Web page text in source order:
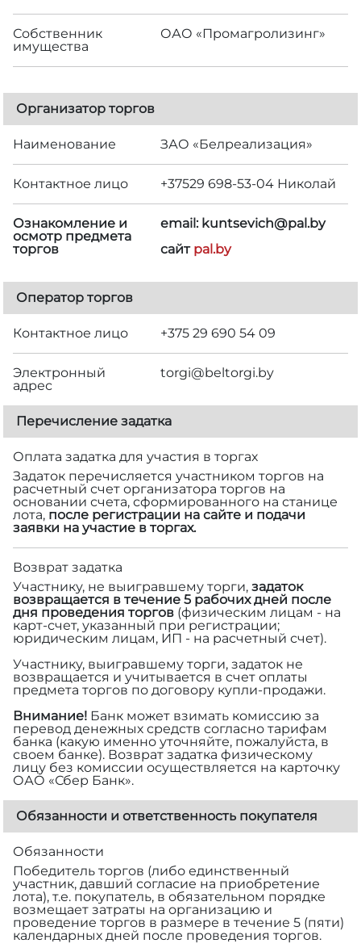
Собственник
имущества
ОАО «Промагролизинг»
Организатор торгов
Наименование ЗАО «Белреализация»
Контактное лицо +37529 698-53-04 Николай
Ознакомление и
осмотр предмета
торгов
email: kuntsevich@pal.by
сайт pal.by
Оператор торгов
Контактное лицо +375 29 690 54 09
Электронный
адрес
torgi@beltorgi.by
Перечисление задатка
Оплата задатка для участия в торгах
Задаток перечисляется участником торгов на
расчетный счет организатора торгов на
основании счета, сформированного на станице
лота, после регистрации на сайте и подачи
заявки на участие в торгах.
Возврат задатка
Участнику, не выигравшему торги, задаток
возвращается в течение 5 рабочих дней после
дня проведения торгов (физическим лицам - на
карт-счет, указанный при регистрации;
юридическим лицам, ИП - на расчетный счет).
Участнику, выигравшему торги, задаток не
возвращается и учитывается в счет оплаты
предмета торгов по договору купли-продажи.
Внимание! Банк может взимать комиссию за
перевод денежных средств согласно тарифам
банка (какую именно уточняйте, пожалуйста, в
своем банке). Возврат задатка физическому
лицу без комиссии осуществляется на карточку
ОАО «Сбер Банк».
Обязанности и ответственность покупателя
Обязанности
Победитель торгов (либо единственный
участник, давший согласие на приобретение
лота), т.е. покупатель, в обязательном порядке
возмещает затраты на организацию и
проведение торгов в размере в течение 5 (пяти)
календарных дней после проведения торгов.